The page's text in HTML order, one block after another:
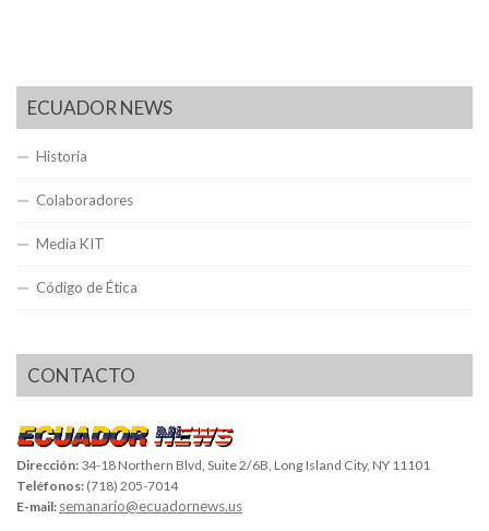
ECUADOR NEWS
Historia
Colaboradores
Media KIT
Código de Ética
CONTACTO
Dirección: 34-18 Northern Blvd, Suite 2/6B, Long Island City, NY 11101
Teléfonos: (718) 205-7014
E-mail: semanario@ecuadornews.us